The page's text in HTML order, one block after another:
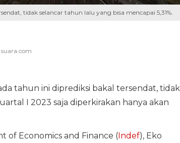
tidak selancar tahun lalu yang bisa mencapai 5,31%.
tahun ini diprediksi bakal tersendat, tidak
I 2023 saja diperkirakan hanya akan
Economics and Finance (Indef), Eko